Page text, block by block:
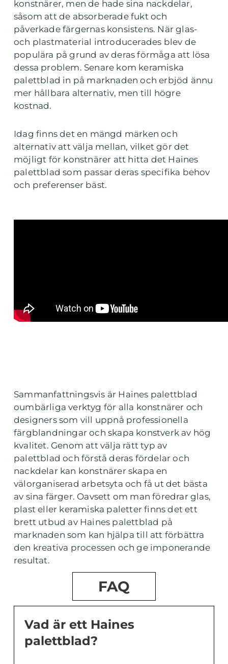
konstnärer, men de hade sina nackdelar,
såsom att de absorberade fukt och
påverkade färgernas konsistens. När glas-
och plastmaterial introducerades blev de
populära på grund av deras förmåga att lösa
dessa problem. Senare kom keramiska
palettblad in på marknaden och erbjöd ännu
mer hållbara alternativ, men till högre
kostnad.
Idag finns det en mängd märken och
alternativ att välja mellan, vilket gör det
möjligt för konstnärer att hitta det Haines
palettblad som passar deras specifika behov
och preferenser bäst.
Sammanfattningsvis är Haines palettblad
oumbärliga verktyg för alla konstnärer och
designers som vill uppnå professionella
färgblandningar och skapa konstverk av hög
kvalitet. Genom att välja rätt typ av
palettblad och förstå deras fördelar och
nackdelar kan konstnärer skapa en
välorganiserad arbetsyta och få ut det bästa
av sina färger. Oavsett om man föredrar glas,
plast eller keramiska paletter finns det ett
brett utbud av Haines palettblad på
marknaden som kan hjälpa till att förbättra
den kreativa processen och ge imponerande
resultat.
FAQ
Vad är ett Haines
palettblad?